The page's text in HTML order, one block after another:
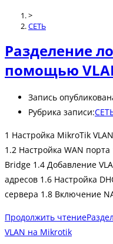
>
СЕТЬ
Разделение
помощью
Запись
Рубрика записи:
1 Настройка MikroTik
1.2 Настройка WAN
Bridge 1.4 Добавление
адресов 1.6 Настройка
сервера 1.8 Включение
Продолжить чтение
VLAN на Mikrotik